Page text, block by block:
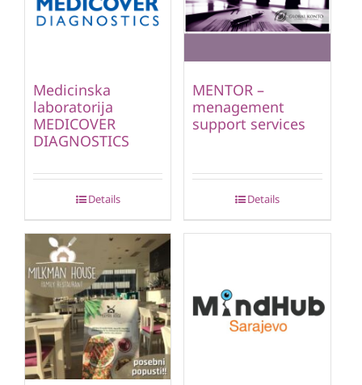
Medicinska
laboratorija
MEDICOVER
DIAGNOSTICS
Details
MENTOR –
menagement
support services
Details